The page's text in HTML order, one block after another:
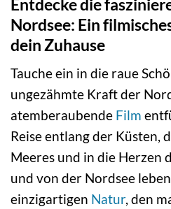
Nordsee: Ein
dein Zuhause
Tauche ein in die raue
ungezähmte Kraft der
atemberaubende Film
Reise entlang der Küsten,
Meeres und in die Herzen
und von der Nordsee
einzigartigen Natur, den